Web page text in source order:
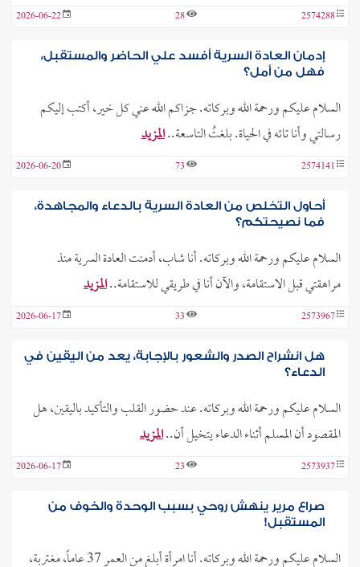
2574288
28
2026-06-22
إدمان العادة السرية أفسد علي الحاضر والمستقبل،
فهل من أمل؟
السلام عليكم ورحمة الله وبركاته. جزاكم الله عني كل خير، أكتب إليكم
رسالتي وأنا تائه في الحياة. بلغتُ التاسعة..المزيد
2574141
73
2026-06-20
أحاول التخلص من العادة السرية بالدعاء والمجاهدة،
فما نصيحتكم؟
السلام عليكم ورحمة الله وبركاته. أنا شاب، أدمنت العادة السرية منذ
مراهقتي قبل الاستقامة، والآن أنا في طريقي للاستقامة..المزيد
2573967
33
2026-06-17
هل انشراح الصدر والشعور بالإجابة، يعد من اليقين في
الدعاء؟
السلام عليكم ورحمة الله وبركاته. عند حضور القلب والتأكيد باليقين، هل
المقصود أن المسلم أثناء الدعاء يتخيل أن..المزيد
2573937
23
2026-06-17
صراع مرير ينهش روحي بسبب الوحدة والخوف من
المستقبل!
السلام عليكم ورحمة الله وبركاته. أنا امرأة أبلغ من العمر 37 عاماً، مغتربة،